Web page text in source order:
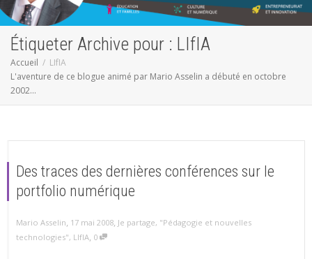
Étiqueter Archive pour : LIfIA
Accueil
LIfIA
L'aventure de ce blogue animé par Mario Asselin a débuté en octobre
2002...
Des traces des dernières conférences sur le
portfolio numérique
Mario Asselin, 17 mai 2008, Je partage, "Pédagogie et nouvelles
technologies", LIfIA, 0